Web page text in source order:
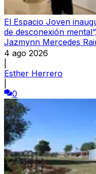
El Espacio Joven
de desconexión
Jazmynn Mercedes
4 ago 2026
Esther Herrero
0